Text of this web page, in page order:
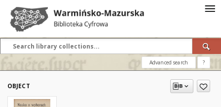
Advanced search ?
OBJECT